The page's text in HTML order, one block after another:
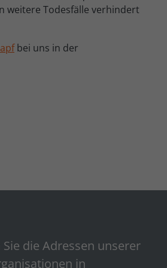
weitere Todesfälle verhindert
bei uns in der
die Adressen unserer
in